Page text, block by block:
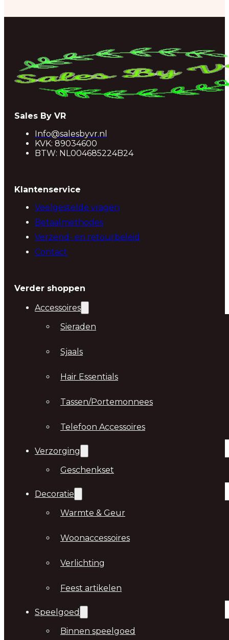
Sales By VR
Info@salesbyvr.nl
KVK: 89034600
BTW: NL004685224B24
Klantenservice
Veelgestelde vragen
Betaalmethodes
Verzend- en retourbeleid
Contact
Verder shoppen
Accessoires
Sieraden
Sjaals
Hair Essentials
Tassen/Portemonnees
Telefoon Accessoires
Verzorging
Geschenkset
Decoratie
Warmte & Geur
Woonaccessoires
Verlichting
Feest artikelen
Speelgoed
Binnen speelgoed